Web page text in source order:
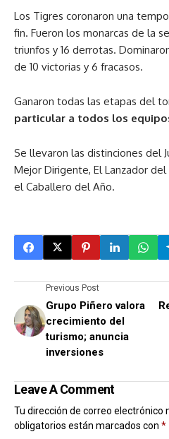
Los Tigres coronaron una
fin. Fueron los monarcas de la
triunfos y 16 derrotas.
de 10 victorias y 6 fracasos.
Ganaron todas las etapas del
particular a todos los
Se llevaron las distinciones del
Mejor Dirigente, El Lanzador
el Caballero del Año.
Previous Post
Grupo Piñero valora
crecimiento del
turismo; anuncia
inversiones
Leave A Comment
Tu dirección de correo electrónico
obligatorios están marcados con *